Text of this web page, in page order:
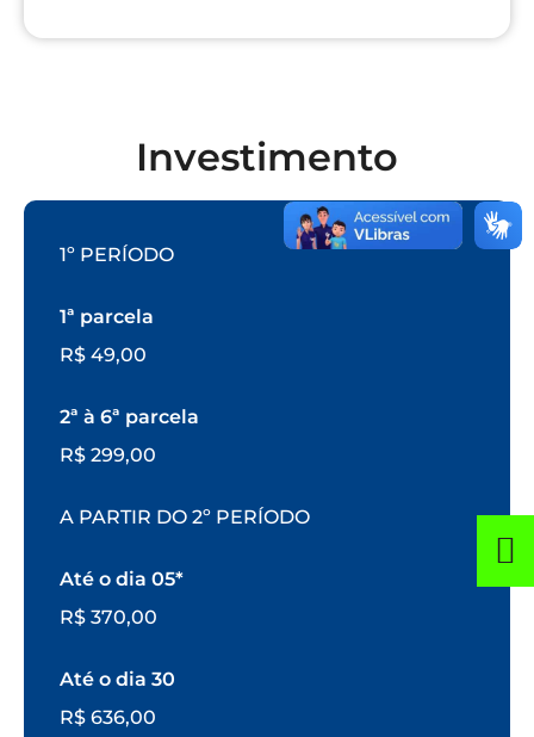
Investimento
1º PERÍODO
1ª parcela
R$ 49,00
2ª à 6ª parcela
R$ 299,00
A PARTIR DO 2º PERÍODO
Até o dia 05*
R$ 370,00
Até o dia 30
R$ 636,00